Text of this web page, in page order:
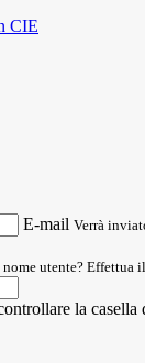
CIE
E-mail Verrà
utente? Effettua
la casella